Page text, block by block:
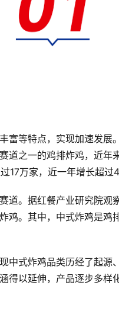
富等特点，实现加速发
道之一的鸡排炸鸡，近年
17万家，近一年增长超过
道。据红餐产业研究院观
鸡。其中，中式炸鸡是鸡
中式炸鸡品类历经了起源
以延伸，产品逐步多样